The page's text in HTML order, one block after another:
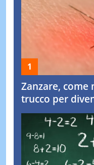
Zanzare, come
trucco per